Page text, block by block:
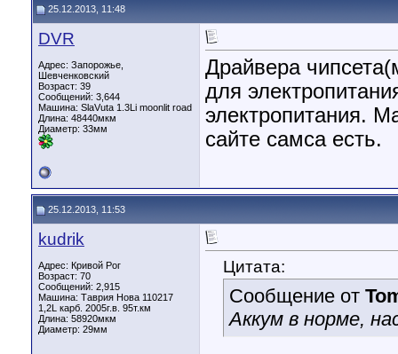
25.12.2013, 11:48
DVR
Адрес: Запорожье,
Шевченковский
Возраст: 39
Сообщений: 3,644
Машина: SlaVuta 1.3Li moonlit road
Длина: 48440мкм
Диаметр: 33мм
Драйвера
для
электропитания.
сайте самса есть.
25.12.2013, 11:53
kudrik
Адрес: Кривой Рог
Возраст: 70
Сообщений: 2,915
Машина: Таврия Нова 110217
1,2L карб. 2005г.в. 95т.км
Длина: 58920мкм
Диаметр: 29мм
Цитата:
Сообщение от
Аккум в норме,